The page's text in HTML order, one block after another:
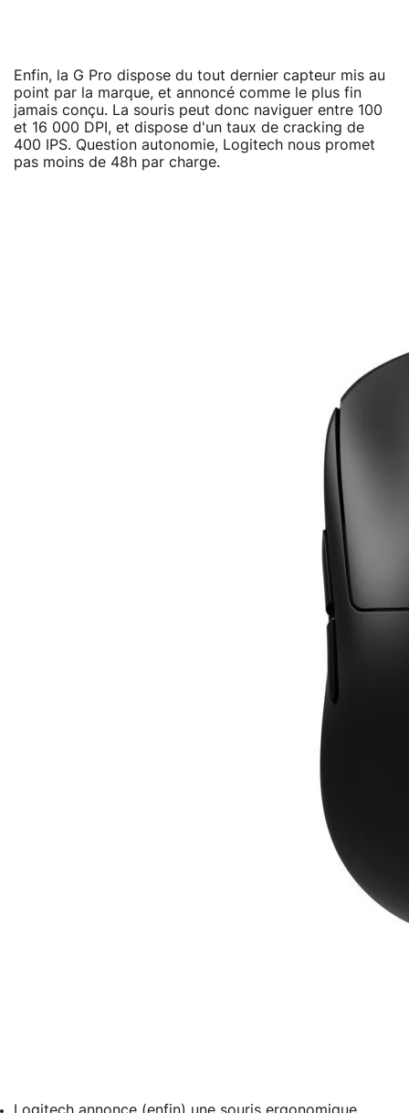
Enfin, la G Pro dispose du tout dernier capteur mis au
point par la marque, et annoncé comme le plus fin
jamais conçu. La souris peut donc naviguer entre 100
et 16 000 DPI, et dispose d'un taux de cracking de
400 IPS. Question autonomie, Logitech nous promet
pas moins de 48h par charge.
Logitech annonce (enfin) une souris ergonomique